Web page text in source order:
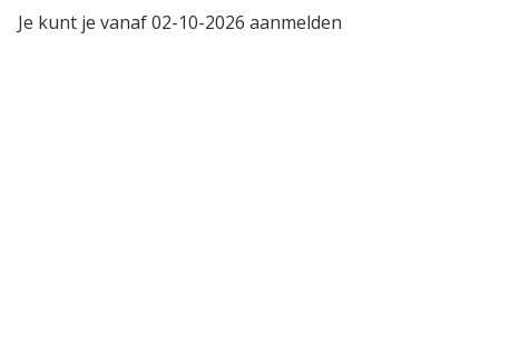
Je kunt je vanaf 02-10-2026 aanmelden